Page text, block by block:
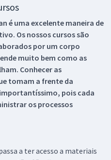
é uma excelente maneira de
Os nossos cursos são
por um corpo
muito bem como as
Conhecer as
tomam a frente da
pois cada
os processos
a ter acesso a materiais